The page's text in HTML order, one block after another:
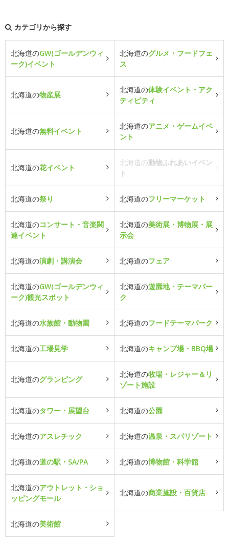
カテゴリから探す
北海道のGW(ゴールデンウィ
ーク)イベント
北海道のグルメ・フードフェ
ス
北海道の物産展
北海道の体験イベント・アク
ティビティ
北海道の無料イベント
北海道のアニメ・ゲームイベ
ント
北海道の花イベント
北海道の動物ふれあいイベン
ト
北海道の祭り 北海道のフリーマーケット
北海道のコンサート・音楽関
連イベント
北海道の美術展・博物展・展
示会
北海道の演劇・講演会 北海道のフェア
北海道のGW(ゴールデンウィ
ーク)観光スポット
北海道の遊園地・テーマパー
ク
北海道の水族館・動物園 北海道のフードテーマパーク
北海道の工場見学 北海道のキャンプ場・BBQ場
北海道のグランピング
北海道の牧場・レジャー＆リ
ゾート施設
北海道のタワー・展望台 北海道の公園
北海道のアスレチック 北海道の温泉・スパリゾート
北海道の道の駅・SA/PA 北海道の博物館・科学館
北海道のアウトレット・ショ
ッピングモール
北海道の商業施設・百貨店
北海道の美術館